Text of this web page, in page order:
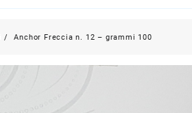
Anchor Freccia n. 12 – grammi 100